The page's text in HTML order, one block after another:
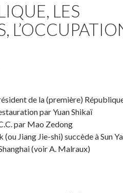
LES
de la (première)
par Yuan Shikaï
par Mao Zedong
(ou Jiang Jie-shi) succède à Sun
(voir A. Malraux)